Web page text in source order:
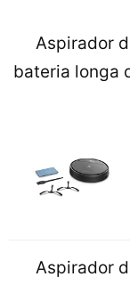
Aspirador
bateria longa
Aspirador